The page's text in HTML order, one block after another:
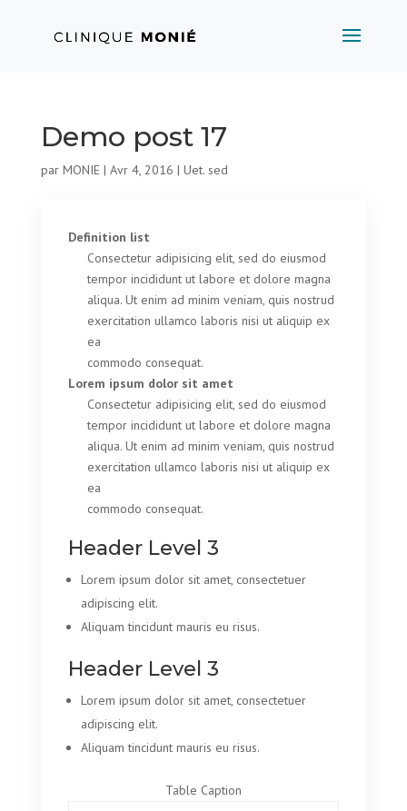
Demo post 17
par MONIE| Avr 4, 2016 | Uet. sed
Definition list
Consectetur adipisicing elit, sed do eiusmod
tempor incididunt ut labore et dolore magna
aliqua. Ut enim ad minim veniam, quis nostrud
exercitation ullamco laboris nisi ut aliquip ex
ea
commodo consequat.
Lorem ipsum dolor sit amet
Consectetur adipisicing elit, sed do eiusmod
tempor incididunt ut labore et dolore magna
aliqua. Ut enim ad minim veniam, quis nostrud
exercitation ullamco laboris nisi ut aliquip ex
ea
commodo consequat.
Header Level 3
Lorem ipsum dolor sit amet, consectetuer
adipiscing elit.
Aliquam tincidunt mauris eu risus.
Header Level 3
Lorem ipsum dolor sit amet, consectetuer
adipiscing elit.
Aliquam tincidunt mauris eu risus.
Table Caption